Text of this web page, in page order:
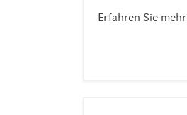
Erfahren Sie mehr